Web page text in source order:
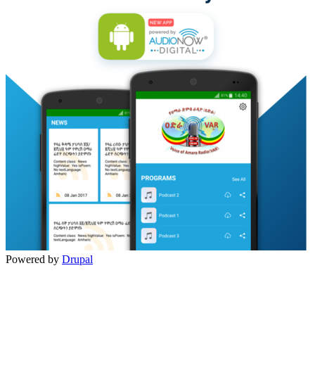
Powered by Drupal